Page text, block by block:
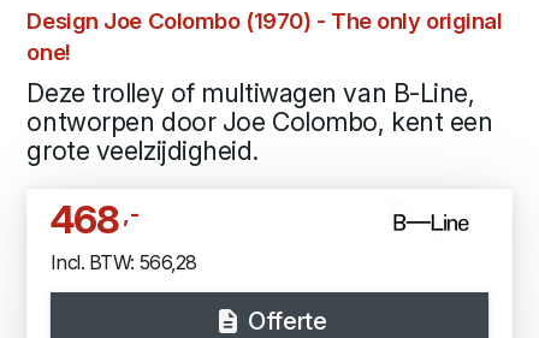
Design Joe Colombo (1970) - The only original
one!
Deze trolley of multiwagen van B-Line,
ontworpen door Joe Colombo, kent een
grote veelzijdigheid.
468,-
Incl. BTW: 566,28
Offerte